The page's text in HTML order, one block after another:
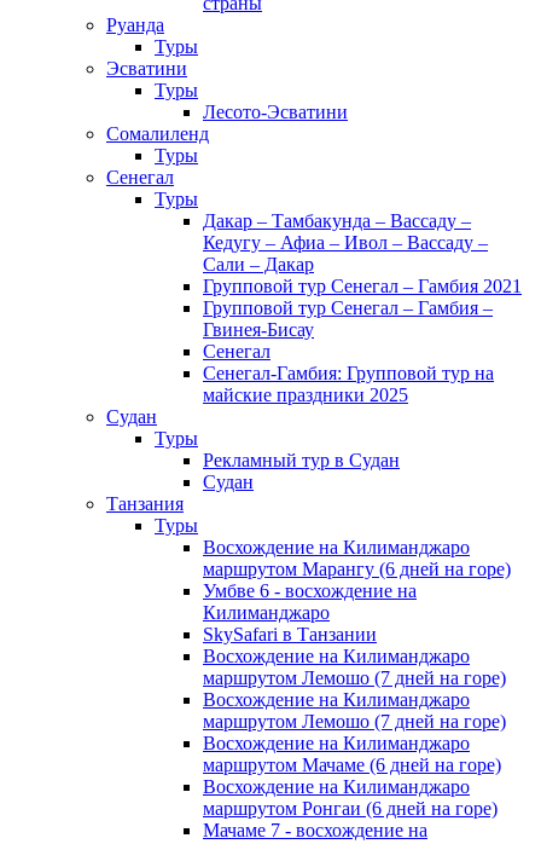
Руанда
Туры
Эсватини
Туры
Лесото-Эсватини
Сомалиленд
Туры
Сенегал
Туры
Дакар – Тамбакунда – Вассаду –
Кедугу – Афиа – Ивол – Вассаду –
Сали – Дакар
Групповой тур Сенегал – Гамбия 2021
Групповой тур Сенегал – Гамбия –
Гвинея-Бисау
Сенегал
Сенегал-Гамбия: Групповой тур на
майские праздники 2025
Судан
Туры
Рекламный тур в Cудан
Cудан
Танзания
Туры
Восхождение на Килиманджаро
маршрутом Марангу (6 дней на горе)
Умбве 6 - восхождение на
Килиманджаро
SkySafari в Танзании
Восхождение на Килиманджаро
маршрутом Лемошо (7 дней на горе)
Восхождение на Килиманджаро
маршрутом Лемошо (7 дней на горе)
Восхождение на Килиманджаро
маршрутом Мачаме (6 дней на горе)
Восхождение на Килиманджаро
маршрутом Ронгаи (6 дней на горе)
Мачаме 7 - восхождение на